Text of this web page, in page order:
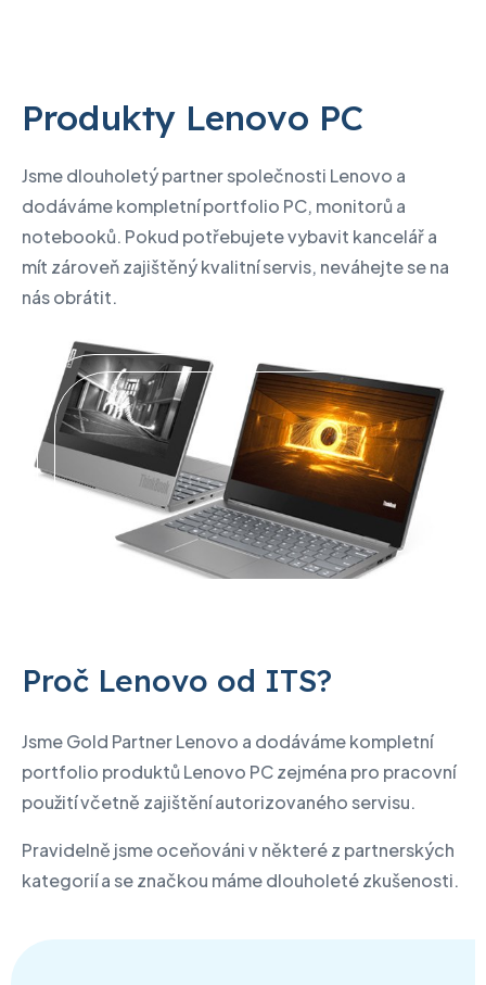
Produkty Lenovo PC
Jsme dlouholetý partner společnosti Lenovo a
dodáváme kompletní portfolio PC, monitorů a
notebooků. Pokud potřebujete vybavit kancelář a
mít zároveň zajištěný kvalitní servis, neváhejte se na
nás obrátit.
Proč Lenovo od ITS?
Jsme Gold Partner Lenovo a dodáváme kompletní
portfolio produktů Lenovo PC zejména pro pracovní
použití včetně zajištění autorizovaného servisu.
Pravidelně jsme oceňováni v některé z partnerských
kategorií a se značkou máme dlouholeté zkušenosti.